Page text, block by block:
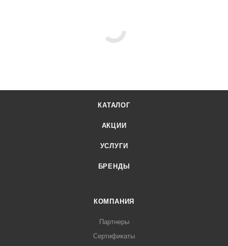
КАТАЛОГ
АКЦИИ
УСЛУГИ
БРЕНДЫ
КОМПАНИЯ
Партнеры
Сертификаты